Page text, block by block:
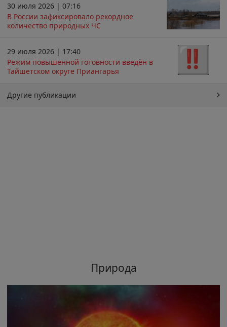
30 июля 2026 | 07:16
В России зафиксировало рекордное
количество природных ЧС
29 июля 2026 | 17:40
Режим повышенной готовности введён в
Тайшетском округе Приангарья
Другие публикации
Природа